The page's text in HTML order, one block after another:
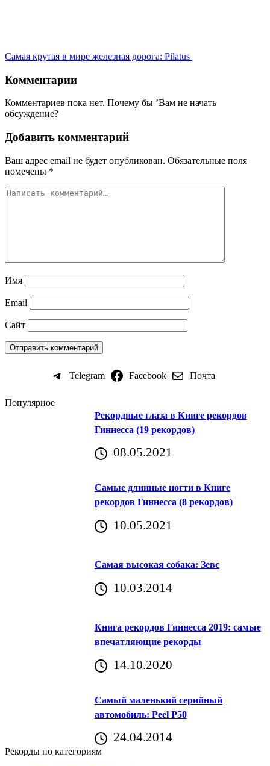
Самая крутая в мире железная дорога: Pilatus
Комментарии
Комментариев пока нет. Почему бы ’Вам не начать
обсуждение?
Добавить комментарий
Ваш адрес email не будет опубликован. Обязательные поля
помечены *
Имя
Email
Сайт
Telegram Facebook Почта
Популярное
Рекордные глаза в Книге рекордов
Гиннесса (19 рекордов)
08.05.2021
Самые длинные ногти в Книге
рекордов Гиннесса (8 рекордов)
10.05.2021
Самая высокая собака: Зевс
10.03.2014
Книга рекордов Гиннесса 2019: самые
впечатляющие рекорды
14.10.2020
Самый маленький серийный
автомобиль: Peel P50
24.04.2014
Рекорды по категориям